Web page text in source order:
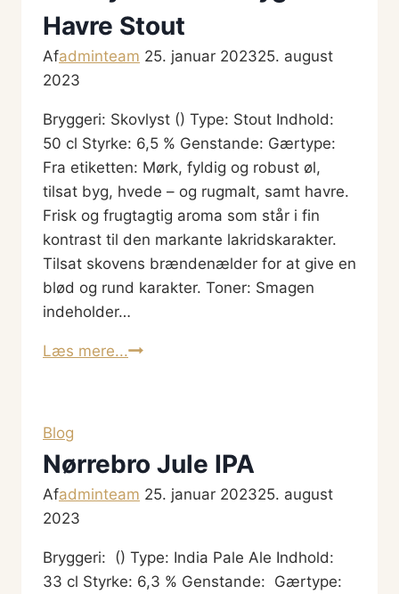
Havre Stout
Afadminteam 25. januar 202325. august
2023
Bryggeri: Skovlyst () Type: Stout Indhold:
50 cl Styrke: 6,5 % Genstande: Gærtype:
Fra etiketten: Mørk, fyldig og robust øl,
tilsat byg, hvede – og rugmalt, samt havre.
Frisk og frugtagtig aroma som står i fin
kontrast til den markante lakridskarakter.
Tilsat skovens brændenælder for at give en
blød og rund karakter. Toner: Smagen
indeholder…
Læs mere...Skovlyst
Blog
Nørrebro Jule IPA
Afadminteam 25. januar 202325. august
2023
Bryggeri: () Type: India Pale Ale Indhold:
33 cl Styrke: 6,3 % Genstande: Gærtype: